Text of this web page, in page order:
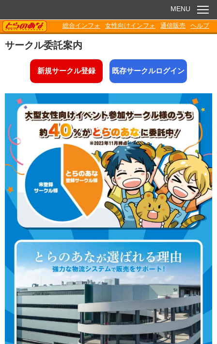
お知らせ
電子書籍
Q&A
各種ダウンロード
MENU
TORANOANA
総合インフォ 女性向けインフォ 通信販売 ヘルプ
サークル委託案内
新規サークル登録 既存サークルログイン